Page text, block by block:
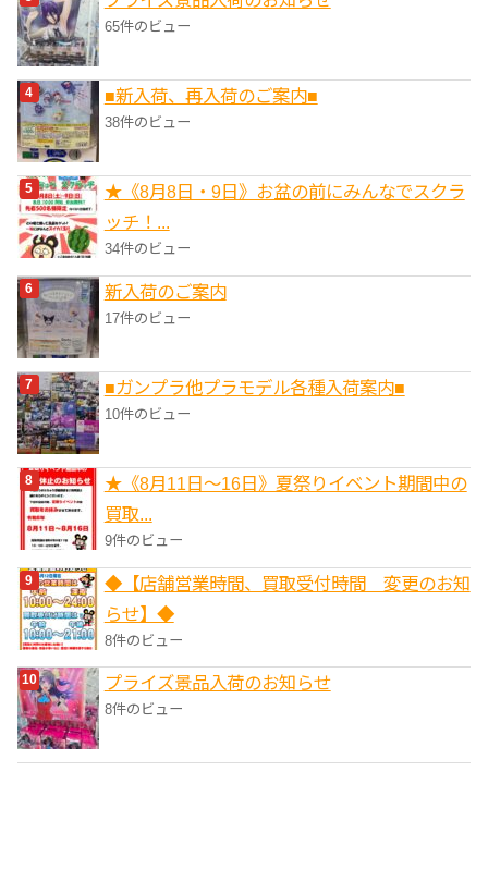
65件のビュー
■新入荷、再入荷のご案内■
38件のビュー
★《8月8日・9日》お盆の前にみんなでスクラ
ッチ！...
34件のビュー
新入荷のご案内
17件のビュー
■ガンプラ他プラモデル各種入荷案内■
10件のビュー
★《8月11日～16日》夏祭りイベント期間中の
買取...
9件のビュー
◆【店舗営業時間、買取受付時間 変更のお知
らせ】◆
8件のビュー
プライズ景品入荷のお知らせ
8件のビュー